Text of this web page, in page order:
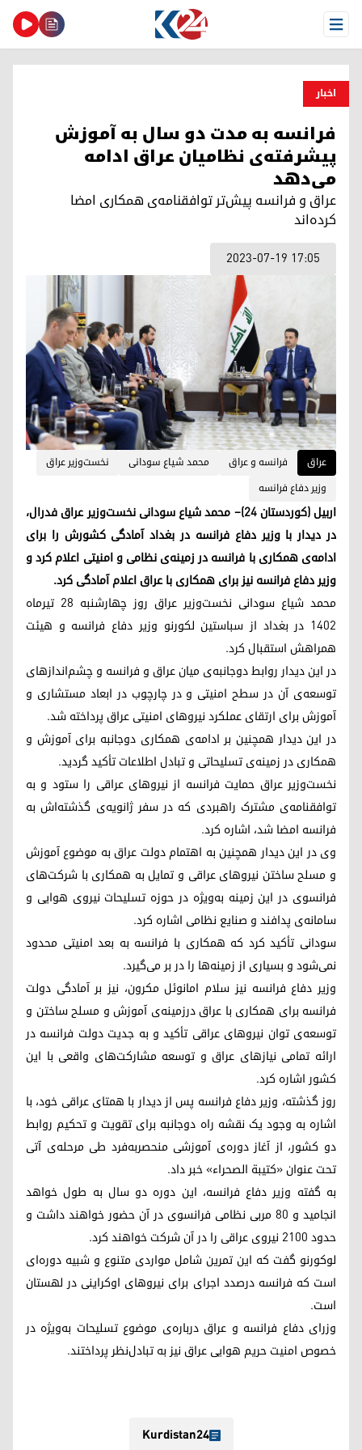
Open Menu
اخبار
فرانسه به مدت دو سال به آموزش
پیشرفته‌ی نظامیان عراق ادامه
می‌دهد
عراق و فرانسه پیش‌تر توافقنامه‌ی همکاری امضا
کرده‌اند
2023-07-19 17:05
عراق فرانسه و عراق محمد شیاع سودانی
نخست‌وزیر عراق
وزیر دفاع فرانسه
اربیل (کوردستان ۲۴)– محمد شیاع سودانی نخست‌وزیر عراق فدرال،
در دیدار با وزیر دفاع فرانسه در بغداد آمادگی کشورش را برای
ادامه‌ی همکاری با فرانسه در زمینه‌ی نظامی و امنیتی اعلام کرد و
وزیر دفاع فرانسه نیز برای همکاری با عراق اعلام آمادگی کرد.
محمد شیاع سودانی نخست‌وزیر عراق روز چهارشنبه ٢٨ تیرماه
۱۴۰۲ در بغداد از سباستین لکورنو وزیر دفاع فرانسه و هیئت
همراهش استقبال کرد.
در این دیدار روابط دوجانبه‌ی میان عراق و فرانسه و چشم‌اندازهای
توسعه‌ی آن در سطح امنیتی و در چارچوب در ابعاد مستشاری و
آموزش برای ارتقای عملکرد نیروهای امنیتی عراق پرداخته شد.
در این دیدار همچنین بر ادامه‌ی همکاری دوجانبه برای آموزش و
همکاری در زمینه‌ی تسلیحاتی و تبادل اطلاعات تأکید گردید.
نخست‌وزیر عراق حمایت فرانسه از نیروهای عراقی را ستود و به
توافقنامه‌ی مشترک راهبردی که در سفر ژانویه‌ی گذشته‌اش به
فرانسه امضا شد، اشاره کرد.
وی در این دیدار همچنین به اهتمام دولت عراق به موضوع آموزش
و مسلح ساختن نیروهای عراقی و تمایل به همکاری با شرکت‌های
فرانسوی در این زمینه به‌ویژه در حوزه تسلیحات نیروی هوایی و
سامانه‌ی پدافند و صنایع نظامی اشاره کرد.
سودانی تأکید کرد که همکاری با فرانسه به بعد امنیتی محدود
نمی‌شود و بسیاری از زمینه‌ها را در بر می‌گیرد.
وزیر دفاع فرانسه نیز سلام امانوئل مکرون، نیز بر آمادگی دولت
فرانسه برای همکاری با عراق درزمینه‌ی آموزش و مسلح ساختن و
توسعه‌ی توان نیروهای عراقی تأکید و به جدیت دولت فرانسه در
ارائه تمامی نیازهای عراق و توسعه مشارکت‌های واقعی با این
کشور اشاره کرد.
روز گذشته، وزیر دفاع فرانسه پس از دیدار با همتای عراقی خود، با
اشاره به وجود یک نقشه راه دوجانبه برای تقویت و تحکیم روابط
دو کشور، از آغاز دوره‌ی آموزشی منحصربه‌فرد طی مرحله‌ی آتی
تحت عنوان «کتیبة الصحراء» خبر داد.
به گفته وزیر دفاع فرانسه، این دوره دو سال به طول خواهد
انجامید و ۸۰ مربی نظامی فرانسوی در آن حضور خواهند داشت و
حدود ۲۱۰۰ نیروی عراقی را در آن شرکت خواهند کرد.
لوکورنو گفت که این تمرین شامل مواردی متنوع و شبیه دوره‌ای
است که فرانسه درصدد اجرای برای نیروهای اوکراینی در لهستان
است.
وزرای دفاع فرانسه و عراق درباره‌ی موضوع تسلیحات به‌ویژه در
خصوص امنیت حریم هوایی عراق نیز به تبادل‌نظر پرداختند.
Kurdistan24